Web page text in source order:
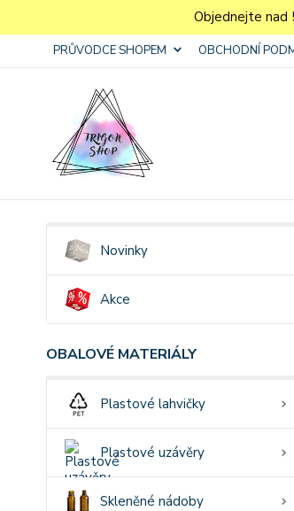
Objednejte nad
PRŮVODCE SHOPEM OBCHODNÍ
Novinky
Akce
OBALOVÉ MATERIÁLY
Plastové lahvičky
Plastové uzávěry
Skleněné nádoby